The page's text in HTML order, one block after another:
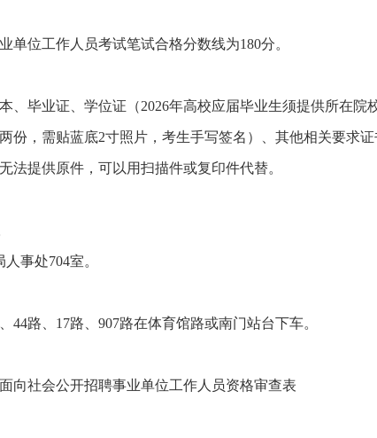
位工作人员考试笔试合格分数线为180分。
毕业证、学位证（2026年高校应届毕业生须提供所在院
，需贴蓝底2寸照片，考生手写签名）、其他相关要求证
提供原件，可以用扫描件或复印件代替。
事处704室。
路、17路、907路在体育馆路或南门站台下车。
向社会公开招聘事业单位工作人员资格审查表